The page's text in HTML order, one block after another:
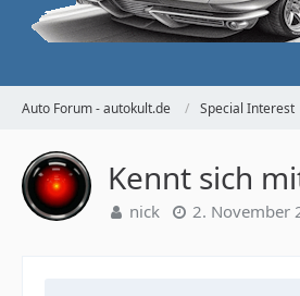
Auto Forum - autokult.de Special Interest
Kennt sich
nick 2. November